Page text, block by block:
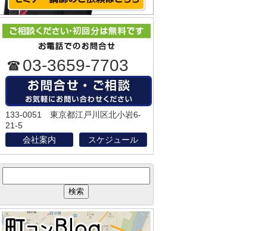
03-3659-7703
133-0051 東京都江戸川区北小岩6-
21-5
会社案内
スケジュール
イ
内
検
索